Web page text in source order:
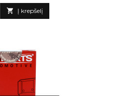
 Į krepšelį